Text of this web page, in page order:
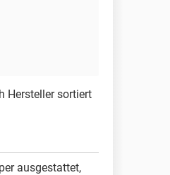
Hersteller sortiert
ausgestattet,